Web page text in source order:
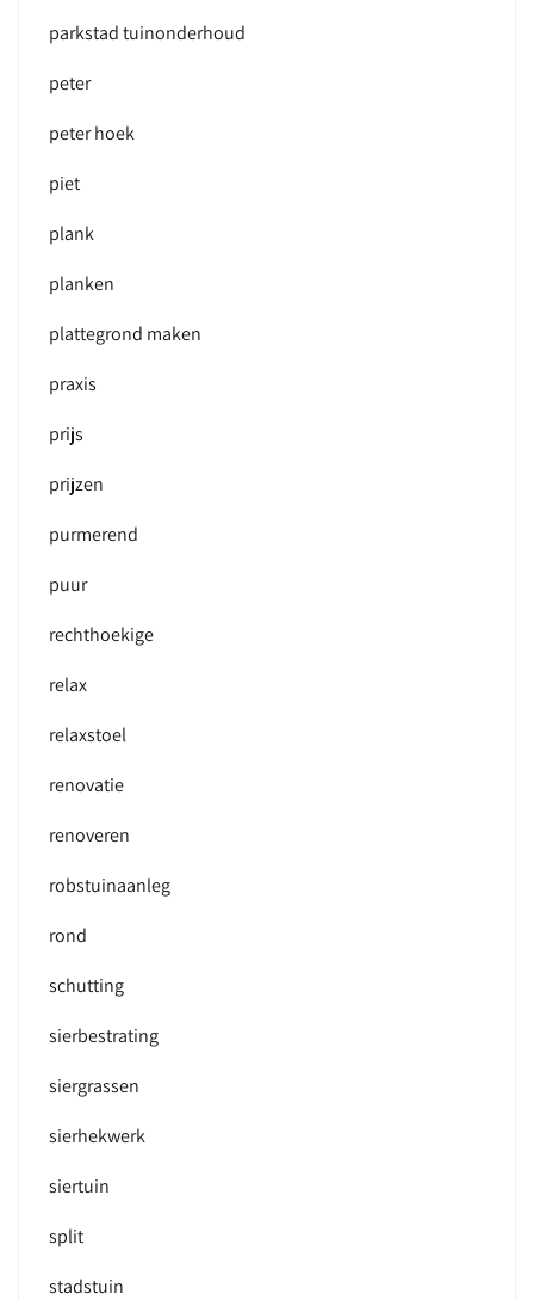
parkstad tuinonderhoud
peter
peter hoek
piet
plank
planken
plattegrond maken
praxis
prijs
prijzen
purmerend
puur
rechthoekige
relax
relaxstoel
renovatie
renoveren
robstuinaanleg
rond
schutting
sierbestrating
siergrassen
sierhekwerk
siertuin
split
stadstuin